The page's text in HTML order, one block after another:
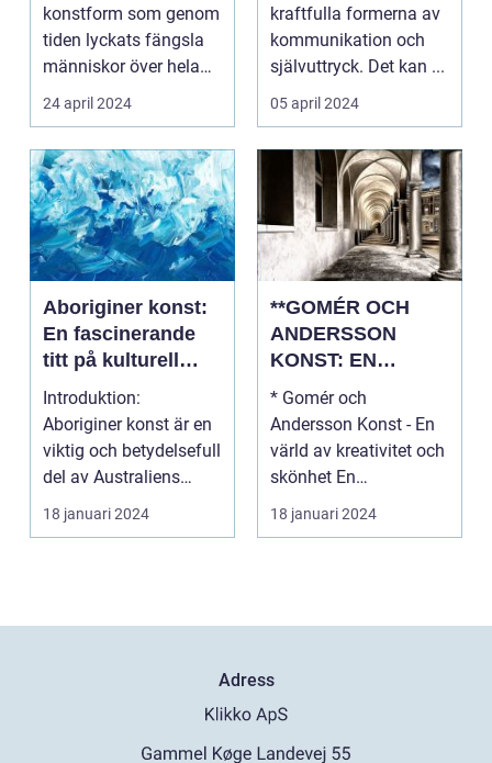
konstform som genom
tiden lyckats fängsla
människor över hela
v&...
24 april 2024
kraftfulla formerna av
kommunikation och
självuttryck. Det kan ...
05 april 2024
Aboriginer konst:
En fascinerande
titt på kulturell
mångfald och
kreativitet
Introduktion:
Aboriginer konst är en
viktig och betydelsefull
del av Australiens
kulturella arv. Un...
18 januari 2024
**GOMÉR OCH
ANDERSSON
KONST: EN
ÖVERSIKT OCH
ANALYS**
* Gomér och
Andersson Konst - En
värld av kreativitet och
skönhet En
övergripande, grundlig
översi...
18 januari 2024
Adress